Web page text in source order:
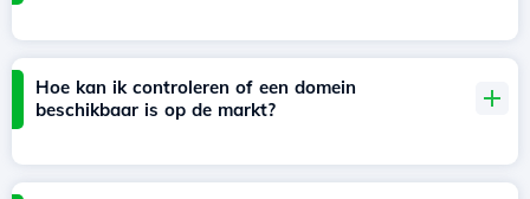
Hoe kan ik controleren of een domein
beschikbaar is op de markt?